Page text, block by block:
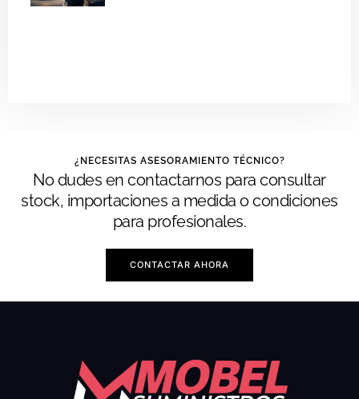
¿NECESITAS ASESORAMIENTO TÉCNICO?
No dudes en contactarnos para consultar
stock, importaciones a medida o condiciones
para profesionales.
CONTACTAR AHORA